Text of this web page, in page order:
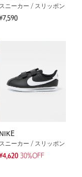
スニーカー / スリッポン
NIKE
スニーカー / スリッポン
30%OFF